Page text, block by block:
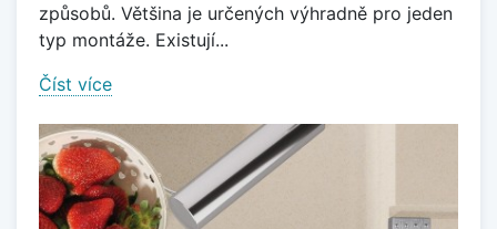
způsobů. Většina je určených výhradně pro jeden
typ montáže. Existují...
Číst více